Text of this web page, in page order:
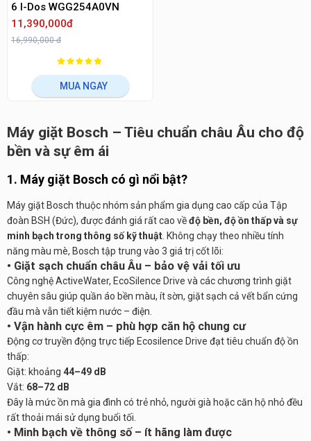
6 I-Dos WGG254A0VN
11,390,000đ
16,990,000 đ
MUA NGAY
Máy giặt Bosch – Tiêu chuẩn châu Âu cho độ
bền và sự êm ái
1. Máy giặt Bosch có gì nổi bật?
Máy giặt Bosch thuộc nhóm sản phẩm gia dụng cao cấp của Tập
đoàn BSH (Đức), được đánh giá rất cao vềđộ bền, độ ồn thấp và sự
minh bạch trong thông số kỹ thuật. Không chạy theo nhiều tính
năng màu mè, Bosch tập trung vào 3 giá trị cốt lõi:
• Giặt sạch chuẩn châu Âu – bảo vệ vải tối ưu
Công nghệ ActiveWater, EcoSilence Drive và các chương trình giặt
chuyên sâu giúp quần áo bền màu, ít sờn, giặt sạch cả vết bẩn cứng
đầu mà vẫn tiết kiệm nước – điện.
• Vận hành cực êm – phù hợp căn hộ chung cư
Động cơ truyền động trực tiếp Ecosilence Drive đạt tiêu chuẩn độ ồn
thấp:
Giặt: khoảng 44–49 dB
Vắt: 68–72 dB
Đây là mức ồn mà gia đình có trẻ nhỏ, người già hoặc căn hộ nhỏ đều
rất thoải mái sử dụng buổi tối.
• Minh bạch về thông số – ít hãng làm được